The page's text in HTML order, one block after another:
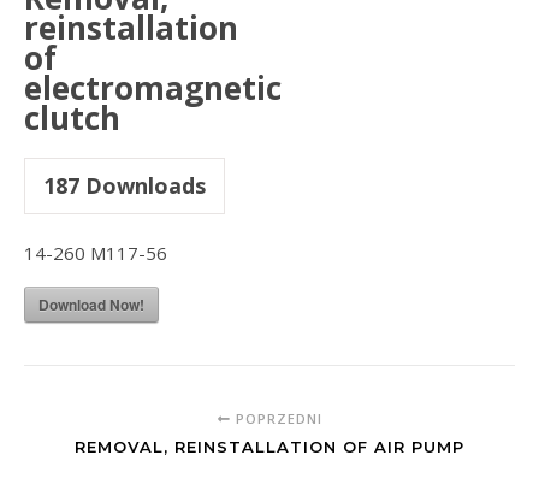
reinstallation
of
electromagnetic
clutch
187 Downloads
14-260 M117-56
Download Now!
POPRZEDNI
REMOVAL, REINSTALLATION OF AIR PUMP